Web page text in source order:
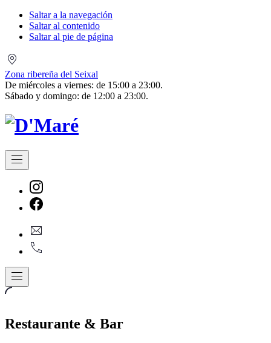
Saltar a la navegación
Saltar al contenido
Saltar al pie de página
del
Seixal
Zona ribereña del Seixal
De miércoles a viernes: de 15:00 a 23:00.
Sábado y domingo: de 12:00 a 23:00.
Navegación
Nueva
ventana
ventana
Navegación
Restaurante & Bar